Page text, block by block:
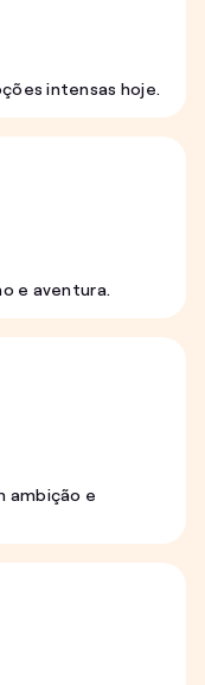
intensas hoje.
e aventura.
ambição e